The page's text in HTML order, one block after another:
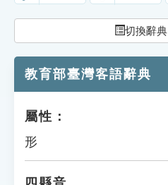
知識索引
遊戲專區
切換辭典
教育部臺灣客語辭典
屬性：
形